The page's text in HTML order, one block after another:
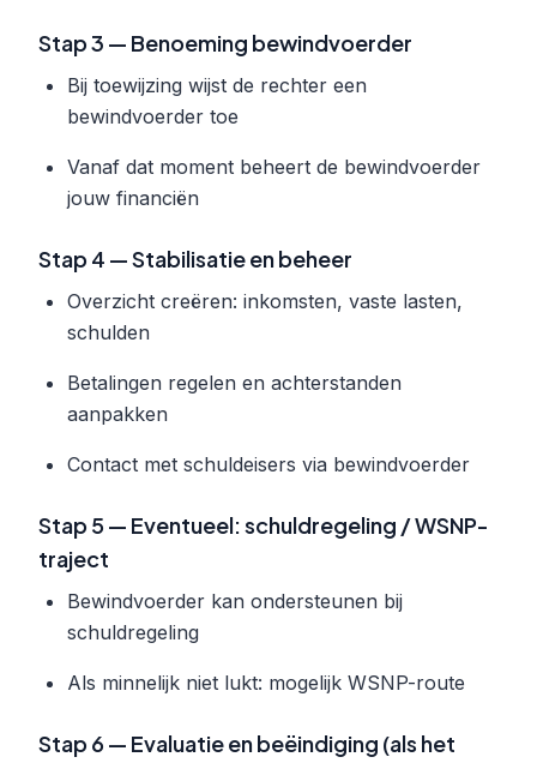
Stap 3 — Benoeming bewindvoerder
Bij toewijzing wijst de rechter een
bewindvoerder toe
Vanaf dat moment beheert de bewindvoerder
jouw financiën
Stap 4 — Stabilisatie en beheer
Overzicht creëren: inkomsten, vaste lasten,
schulden
Betalingen regelen en achterstanden
aanpakken
Contact met schuldeisers via bewindvoerder
Stap 5 — Eventueel: schuldregeling / WSNP-
traject
Bewindvoerder kan ondersteunen bij
schuldregeling
Als minnelijk niet lukt: mogelijk WSNP-route
Stap 6 — Evaluatie en beëindiging (als het